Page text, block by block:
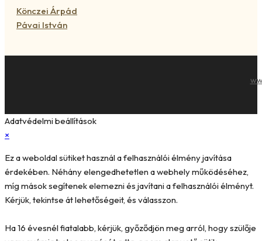
Könczei Árpád
Pávai István
Adatvédelmi beállítások
×
Ez a weboldal sütiket használ a felhasználói élmény javítása
érdekében. Néhány elengedhetetlen a webhely működéséhez,
míg mások segítenek elemezni és javítani a felhasználói élményt.
Kérjük, tekintse át lehetőségeit, és válasszon.
Ha 16 évesnél fiatalabb, kérjük, győződjön meg arról, hogy szülője